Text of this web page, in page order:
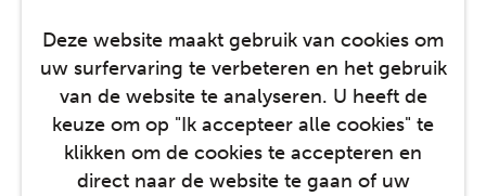
Deze website maakt gebruik van cookies om
uw surfervaring te verbeteren en het gebruik
van de website te analyseren. U heeft de
keuze om op "Ik accepteer alle cookies" te
klikken om de cookies te accepteren en
direct naar de website te gaan of uw
STAP © 2026